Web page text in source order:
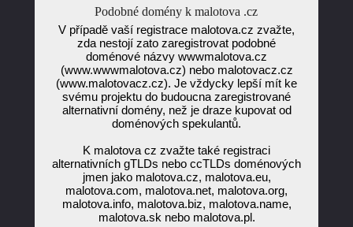
Podobné domény k malotova .cz
V případě vaší registrace malotova.cz zvažte,
zda nestojí zato zaregistrovat podobné
doménové názvy wwwmalotova.cz
(www.wwwmalotova.cz) nebo malotovacz.cz
(www.malotovacz.cz). Je vždycky lepší mít ke
svému projektu do budoucna zaregistrované
alternativní domény, než je draze kupovat od
doménových spekulantů.
K malotova cz zvažte také registraci
alternativních gTLDs nebo ccTLDs doménových
jmen jako malotova.cz, malotova.eu,
malotova.com, malotova.net, malotova.org,
malotova.info, malotova.biz, malotova.name,
malotova.sk nebo malotova.pl.